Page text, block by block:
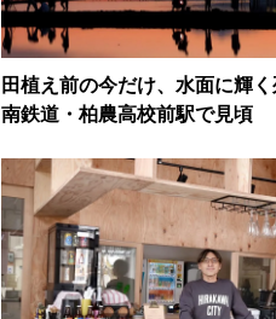
田植え前の今だけ、水面に輝
南鉄道・柏農高校前駅で見頃